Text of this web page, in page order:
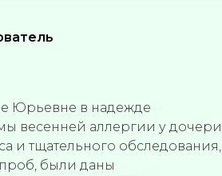
Юрьевне в надежде
весенней аллергии у дочери
и тщательного обследования,
были даны